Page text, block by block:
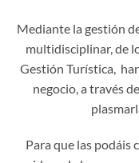
Mediante la gestión
multidisciplinar, de
Gestión Turística,
negocio, a través
Para que las podáis